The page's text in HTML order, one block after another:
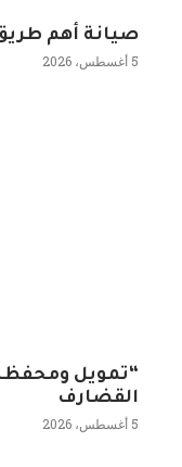
صيانة أهم
5 أغسطس، 2026
“تمويل
القضارف
5 أغسطس، 2026